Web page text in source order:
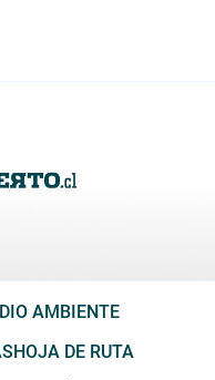
AMBIENTE
HOJA DE RUTA